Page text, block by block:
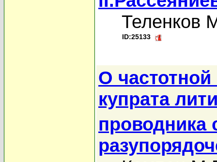
Теленков
ID:25133
О
купрата
проводника